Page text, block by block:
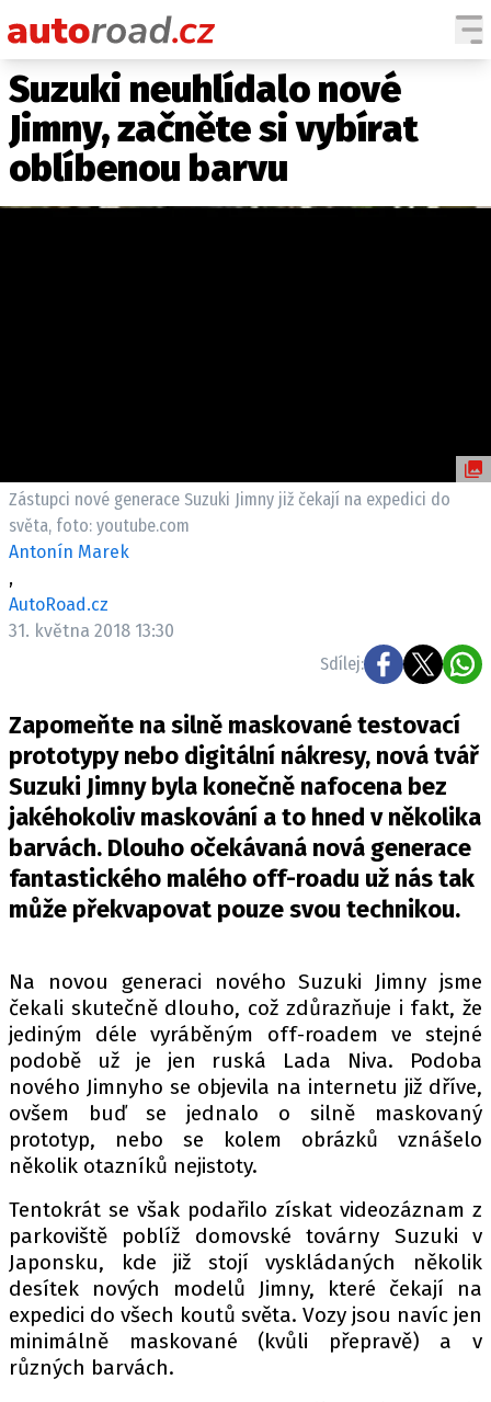
AUTA
TESTY AUT
NOVINKY
ELEKTRO
TRH S ELEKTROMOBILY
OSTATNÍ
TISKOVKY
ROZHOVORY
DAKAR
Z DOMOVA
ZE SVĚTA
MOTORSPORT
PIT LANE
ČEŠI V AKCI
FIA CEZ & POHÁRY
MEZINÁRODNÍ SCÉNA
SLEDUJTE NÁS NA|
Máte příběh, fotku nebo video?
Pošlete e-mail na autoroad.cz
ETICKÝ KODEX
KONTAKT
Suzuki neuhlídalo nové
Jimny, začněte si vybírat
oblíbenou barvu
Zástupci nové generace Suzuki Jimny již čekají na expedici do
světa, foto: youtube.com
Antonín Marek
,
AutoRoad.cz
31. května 2018 13:30
Sdílej:
Zapomeňte na silně maskované testovací
prototypy nebo digitální nákresy, nová tvář
Suzuki Jimny byla konečně nafocena bez
jakéhokoliv maskování a to hned v několika
barvách. Dlouho očekávaná nová generace
fantastického malého off-roadu už nás tak
může překvapovat pouze svou technikou.
Na novou generaci nového Suzuki Jimny jsme
čekali skutečně dlouho, což zdůrazňuje i fakt, že
jediným déle vyráběným off-roadem ve stejné
podobě už je jen ruská Lada Niva. Podoba
nového Jimnyho se objevila na internetu již dříve,
ovšem buď se jednalo o silně maskovaný
prototyp, nebo se kolem obrázků vznášelo
několik otazníků nejistoty.
Tentokrát se však podařilo získat videozáznam z
parkoviště poblíž domovské továrny Suzuki v
Japonsku, kde již stojí vyskládaných několik
desítek nových modelů Jimny, které čekají na
expedici do všech koutů světa. Vozy jsou navíc jen
minimálně maskované (kvůli přepravě) a v
různých barvách.